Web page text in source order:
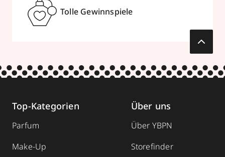
Tolle Gewinnspiele
Top-Kategorien
Parfum
Make-Up
Über uns
Über YBPN
Storefinder